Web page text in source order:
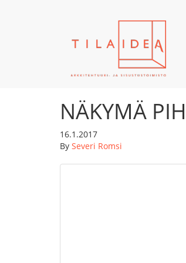
NÄKYMÄ
16.1.2017
By Severi Romsi